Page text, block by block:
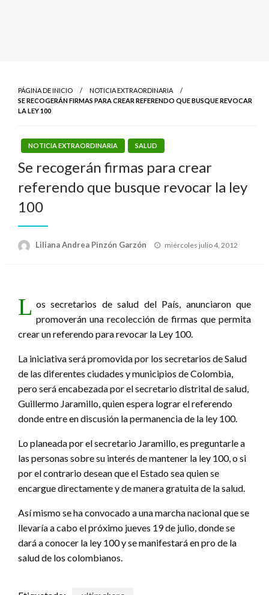
PÁGINA DE INICIO
NOTICIA EXTRAORDINARIA
SE RECOGERÁN FIRMAS PARA CREAR REFERENDO QUE BUSQUE REVOCAR
LA LEY 100
NOTICIA EXTRAORDINARIA SALUD
Se recogerán firmas para crear
referendo que busque revocar la ley
100
Liliana Andrea Pinzón Garzón
Publicado
miércoles julio 4, 2012
L os secretarios de salud del País, anunciaron que
promoverán una recolección de firmas que permita
crear un referendo para revocar la Ley 100.
La iniciativa será promovida por los secretarios de Salud
de las diferentes ciudades y municipios de Colombia,
pero será encabezada por el secretario distrital de salud,
Guillermo Jaramillo, quien espera lograr el referendo
donde entre en discusión la permanencia de la ley 100.
Lo planeada por el secretario Jaramillo, es preguntarle a
las personas sobre su interés de mantener la ley 100, o si
por el contrario desean que el Estado sea quien se
encargue directamente y de manera gratuita de la salud.
Así mismo se ha convocado a una marcha nacional que se
llevaría a cabo el próximo jueves 19 de julio, donde se
dará a conocer la ley 100 y se manifestará en pro de la
salud de los colombianos.